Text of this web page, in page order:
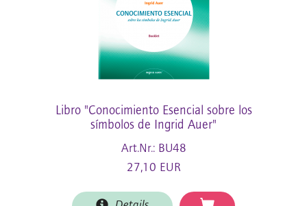
Libro "Conocimiento Esencial sobre los
símbolos de Ingrid Auer"
Art.Nr.: BU48
27,10 EUR